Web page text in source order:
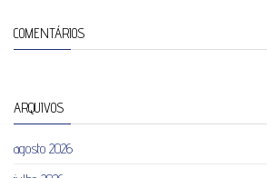
COMENTÁRIOS
ARQUIVOS
agosto 2026